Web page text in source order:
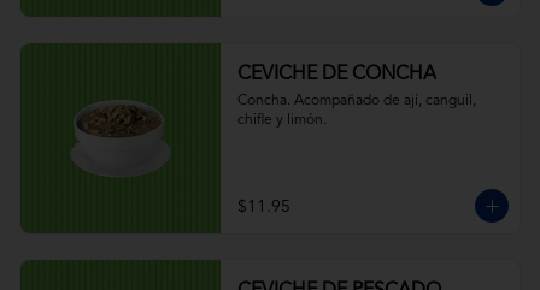
CEVICHE DE CONCHA
Concha. Acompañado de ají, canguil,
chifle y limón.
$11.95